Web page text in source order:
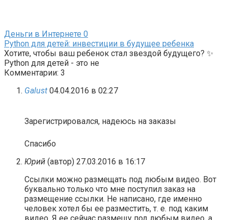
Деньги в Интернете 0
Python для детей: инвестиции в будущее ребенка
Хотите, чтобы ваш ребенок стал звездой будущего? ✨
Python для детей - это не
Комментарии: 3
Galust 04.04.2016 в 02:27
Зарегистрировался, надеюсь на заказы
Спасибо
Юрий (автор) 27.03.2016 в 16:17
Ссылки можно размещать под любым видео. Вот
буквально только что мне поступил заказ на
размещение ссылки. Не написано, где именно
человек хотел бы ее разместить, т. е. под каким
видео. Я ее сейчас размещу под любым видео, а